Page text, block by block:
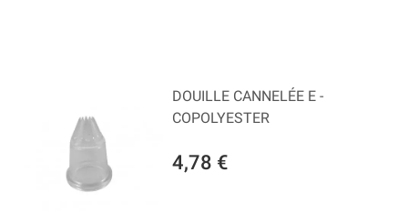
4,78 €
DOUILLE CANNELÉE E -
COPOLYESTER